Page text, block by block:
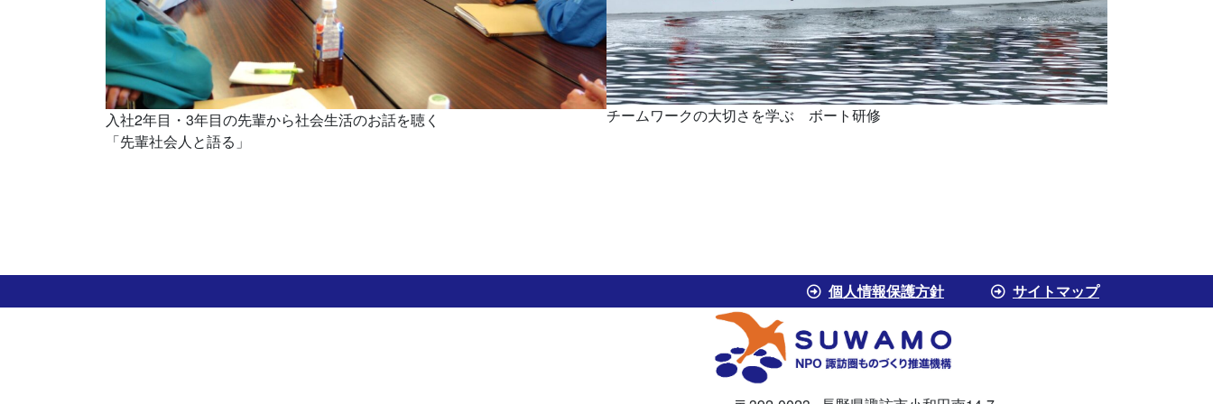
入社2年目・3年目の先輩から社会生活のお話を聴く
「先輩社会人と語る」
チームワークの大切さを学ぶ ボート研修
個人情報保護方針 サイトマップ